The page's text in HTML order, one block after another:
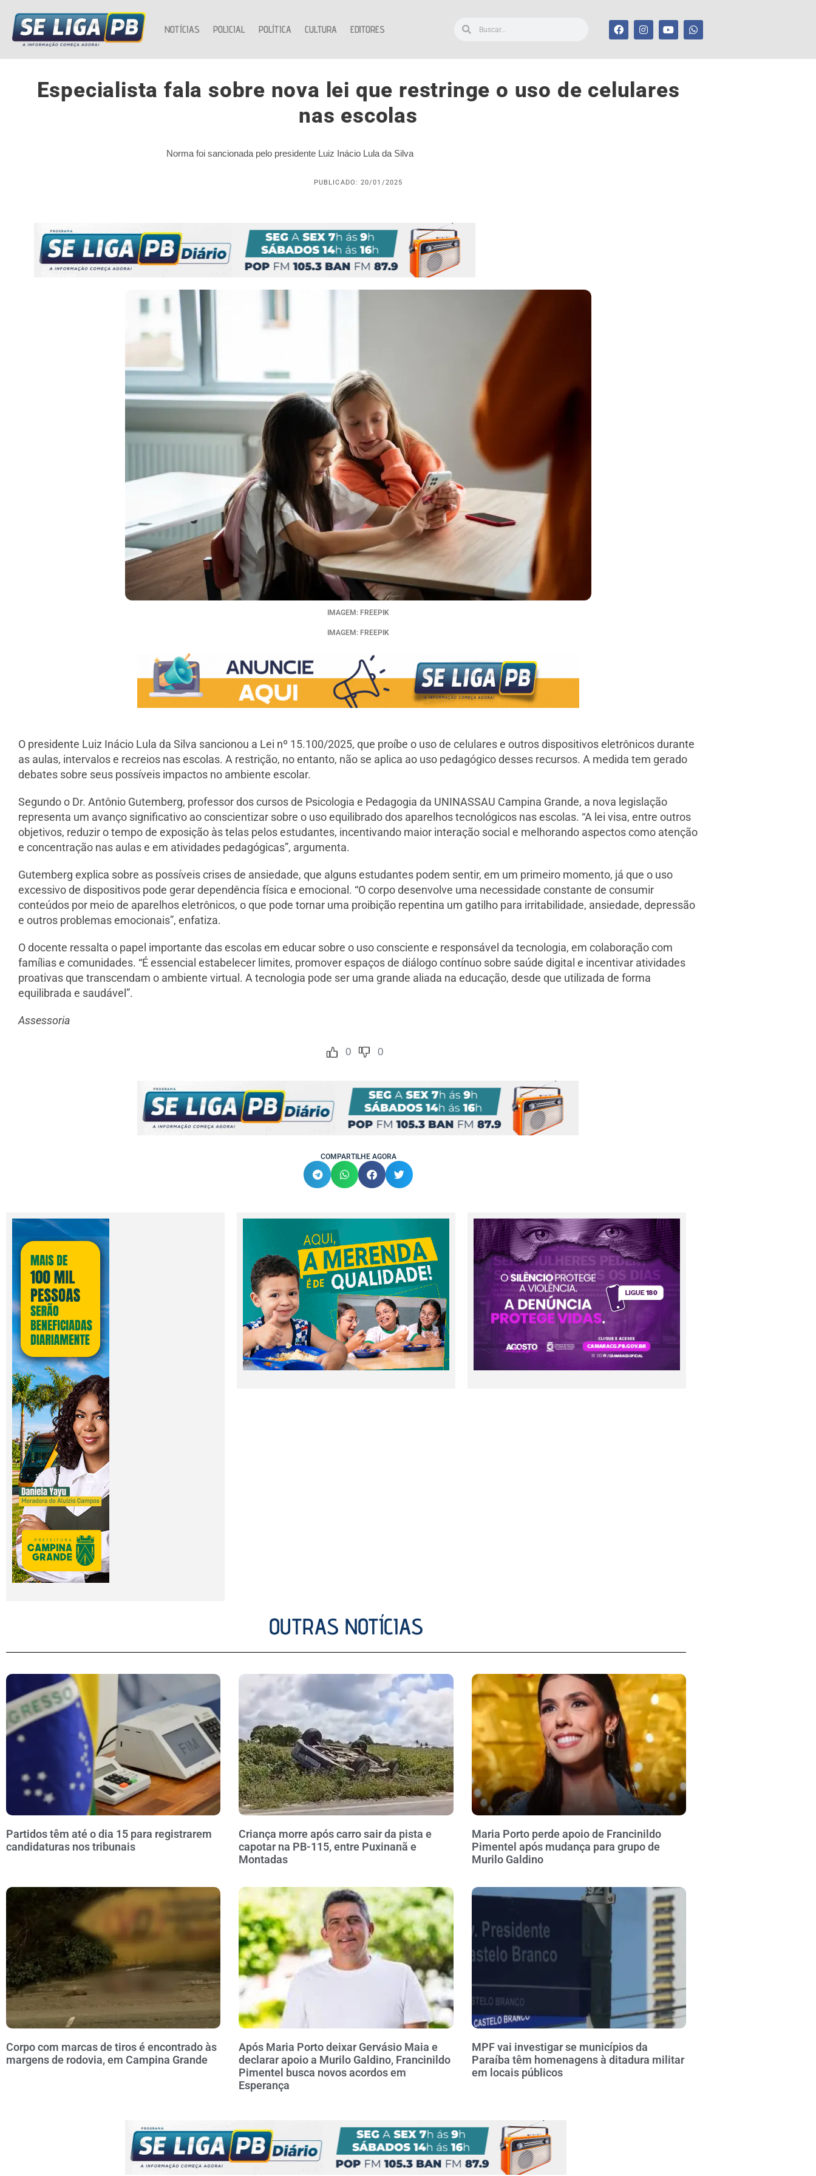
NOTÍCIAS POLICIAL POLÍTICA CULTURA EDITORES
Especialista fala sobre nova lei que restringe o uso de celulares
nas escolas
Norma foi sancionada pelo presidente Luiz Inácio Lula da Silva
PUBLICADO: 20/01/2025
IMAGEM: FREEPIK
IMAGEM: FREEPIK
O presidente Luiz Inácio Lula da Silva sancionou a Lei nº 15.100/2025, que proíbe o uso de celulares e outros dispositivos eletrônicos durante
as aulas, intervalos e recreios nas escolas. A restrição, no entanto, não se aplica ao uso pedagógico desses recursos. A medida tem gerado
debates sobre seus possíveis impactos no ambiente escolar.
Segundo o Dr. Antônio Gutemberg, professor dos cursos de Psicologia e Pedagogia da UNINASSAU Campina Grande, a nova legislação
representa um avanço significativo ao conscientizar sobre o uso equilibrado dos aparelhos tecnológicos nas escolas. “A lei visa, entre outros
objetivos, reduzir o tempo de exposição às telas pelos estudantes, incentivando maior interação social e melhorando aspectos como atenção
e concentração nas aulas e em atividades pedagógicas”, argumenta.
Gutemberg explica sobre as possíveis crises de ansiedade, que alguns estudantes podem sentir, em um primeiro momento, já que o uso
excessivo de dispositivos pode gerar dependência física e emocional. “O corpo desenvolve uma necessidade constante de consumir
conteúdos por meio de aparelhos eletrônicos, o que pode tornar uma proibição repentina um gatilho para irritabilidade, ansiedade, depressão
e outros problemas emocionais”, enfatiza.
O docente ressalta o papel importante das escolas em educar sobre o uso consciente e responsável da tecnologia, em colaboração com
famílias e comunidades. “É essencial estabelecer limites, promover espaços de diálogo contínuo sobre saúde digital e incentivar atividades
proativas que transcendam o ambiente virtual. A tecnologia pode ser uma grande aliada na educação, desde que utilizada de forma
equilibrada e saudável”.
Assessoria
0 0
COMPARTILHE AGORA
OUTRAS NOTÍCIAS
Partidos têm até o dia 15 para registrarem
candidaturas nos tribunais
Criança morre após carro sair da pista e
capotar na PB-115, entre Puxinanã e
Montadas
Maria Porto perde apoio de Francinildo
Pimentel após mudança para grupo de
Murilo Galdino
Corpo com marcas de tiros é encontrado às
margens de rodovia, em Campina Grande
Após Maria Porto deixar Gervásio Maia e
declarar apoio a Murilo Galdino, Francinildo
Pimentel busca novos acordos em
Esperança
MPF vai investigar se municípios da
Paraíba têm homenagens à ditadura militar
em locais públicos